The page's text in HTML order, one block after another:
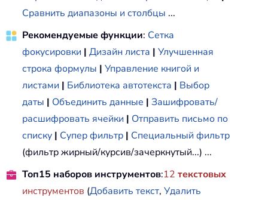
Сравнить диапазоны и столбцы ...
Рекомендуемые функции: Сетка
фокусировки | Дизайн листа | Улучшенная
строка формулы | Управление книгой и
листами | Библиотека автотекста | Выбор
даты | Объединить данные | Зашифровать/
расшифровать ячейки | Отправить письмо по
списку | Супер фильтр | Специальный фильтр
(фильтр жирный/курсив/зачеркнутый...) ...
Топ15 наборов инструментов:12 текстовых
инструментов (Добавить текст, Удалить